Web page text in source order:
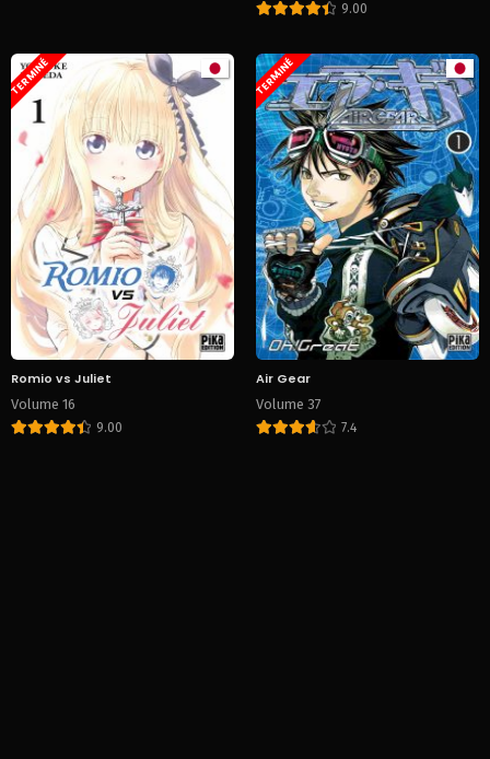
9.00
TERMINÉ
Romio vs Juliet
Volume 16
9.00
TERMINÉ
Air Gear
Volume 37
7.4